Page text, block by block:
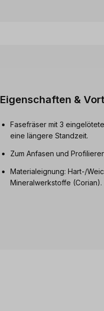
Eigenschaften &
Fasefräser mit 3
eine längere Standzeit.
Zum Anfasen und
Materialeignung: Hart-/
Mineralwerkstoffe (Corian).